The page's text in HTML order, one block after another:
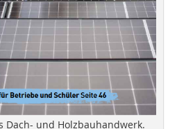
Dach- und Holzbauhandwerk.